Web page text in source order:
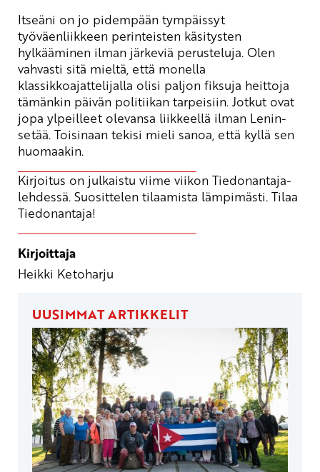
Itseäni on jo pidempään tympäissyt
työväenliikkeen perinteisten käsitysten
hylkääminen ilman järkeviä perusteluja. Olen
vahvasti sitä mieltä, että monella
klassikkoajattelijalla olisi paljon fiksuja heittoja
tämänkin päivän politiikan tarpeisiin. Jotkut ovat
jopa ylpeilleet olevansa liikkeellä ilman Lenin-
setää. Toisinaan tekisi mieli sanoa, että kyllä sen
huomaakin.
Kirjoitus on julkaistu viime viikon Tiedonantaja-
lehdessä. Suosittelen tilaamista lämpimästi. Tilaa
Tiedonantaja!
Kirjoittaja
Heikki Ketoharju
UUSIMMAT ARTIKKELIT